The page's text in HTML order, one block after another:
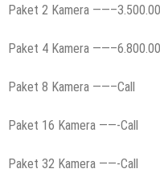
Paket 2 Kamera
Paket 4 Kamera
Paket 8 Kamera ——–Call
Paket 16 Kamera ——-Call
Paket 32 Kamera ——-Call